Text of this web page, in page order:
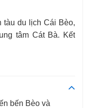
tàu du lịch Cái Bèo,
tâm Cát Bà. Kết
bến Bèo và